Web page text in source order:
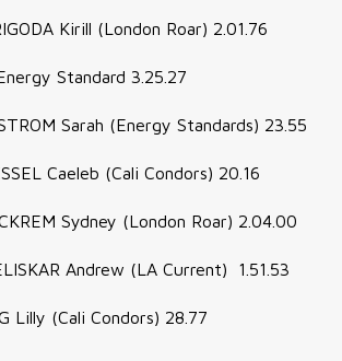
Kirill (London Roar) 2.01.76
Standard 3.25.27
Sarah (Energy Standards) 23.55
Caeleb (Cali Condors) 20.16
Sydney (London Roar) 2.04.00
Andrew (LA Current) 1.51.53
Lilly (Cali Condors) 28.77